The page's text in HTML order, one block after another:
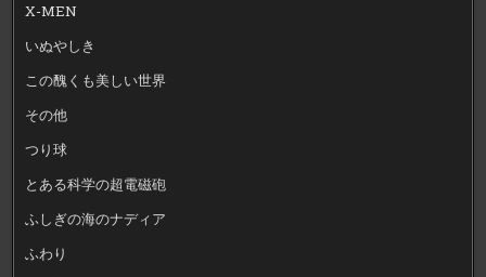
X-MEN
いぬやしき
この醜くも美しい世界
その他
つり球
とある科学の超電磁砲
ふしぎの海のナディア
ふわり